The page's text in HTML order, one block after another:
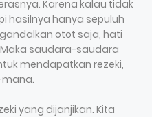
Karena kalau tidak
hasilnya hanya sepuluh
otot saja, hati
saudara-saudara
mendapatkan rezeki,
yang dijanjikan. Kita